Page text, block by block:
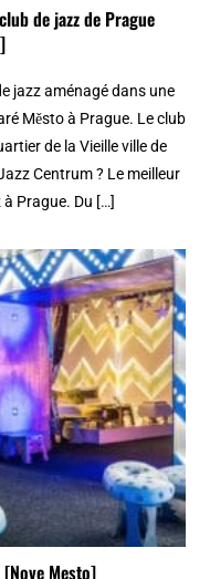
de jazz de Prague
jazz aménagé dans une
Město à Prague. Le club
de la Vieille ville de
Centrum ? Le meilleur
Prague. Du […]
Mesto]